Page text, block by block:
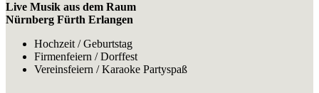
Live Musik aus dem Raum
Nürnberg Fürth Erlangen
Hochzeit / Geburtstag
Firmenfeiern / Dorffest
Vereinsfeiern / Karaoke Partyspaß